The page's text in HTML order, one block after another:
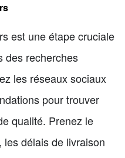
est une étape cruciale
des recherches
les réseaux sociaux
pour trouver
qualité. Prenez le
délais de livraison